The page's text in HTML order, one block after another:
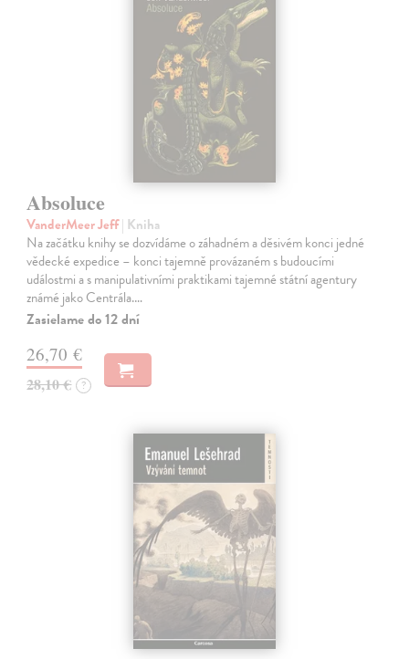
Absoluce
VanderMeer Jeff| Kniha
Na začátku knihy se dozvídáme o záhadném a děsivém konci jedné
vědecké expedice – konci tajemně provázaném s budoucími
událostmi a s manipulativními praktikami tajemné státní agentury
známé jako Centrála.…
Zasielame do 12 dní
26,70 €
28,10 € ?